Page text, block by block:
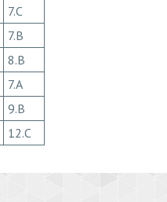
7.C
7.B
8.B
7.A
9.B
12.C